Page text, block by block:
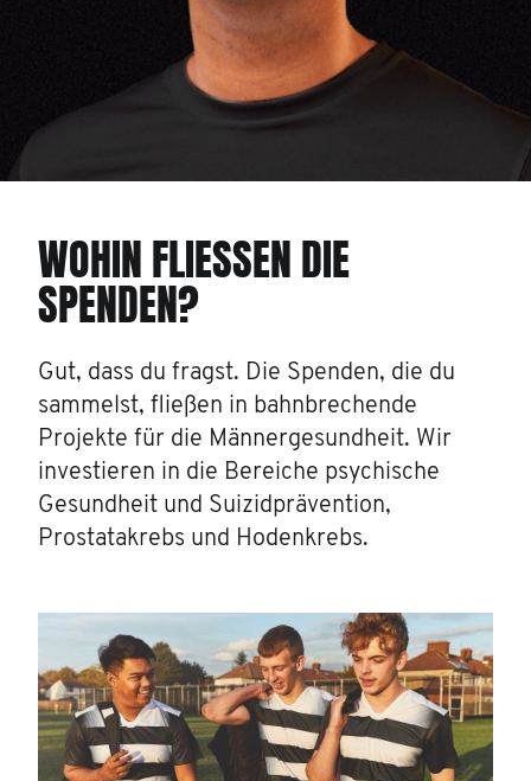
WOHIN FLIESSEN DIE S
PENDEN?
Gut, dass du fragst. Die Spenden, die du
sammelst, fließen in bahnbrechende
Projekte für die Männergesundheit. Wir
investieren in die Bereiche psychische
Gesundheit und Suizidprävention,
Prostatakrebs und Hodenkrebs.